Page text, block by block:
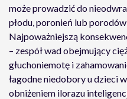
może prowadzić do
płodu, poronień lub
Najpoważniejszą
– zespół wad obejmujący
głuchoniemotę i
łagodne niedobory u dzieci
obniżeniem ilorazu